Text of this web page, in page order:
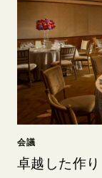
会議
卓越した作り